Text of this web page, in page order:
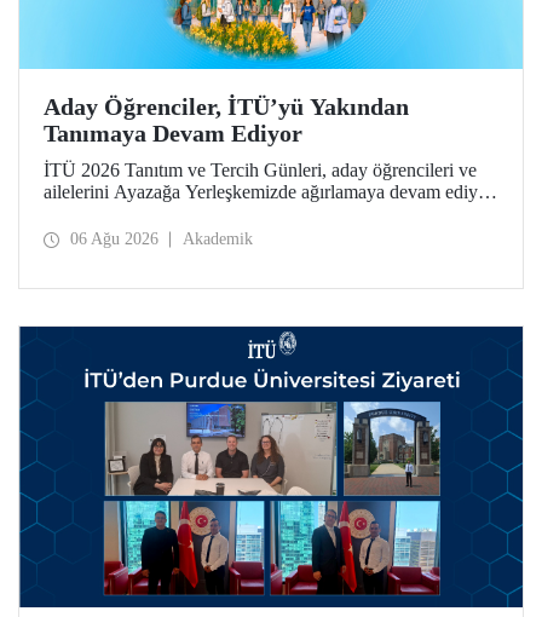
Aday Öğrenciler, İTÜ’yü Yakından
Tanımaya Devam Ediyor
İTÜ 2026 Tanıtım ve Tercih Günleri, aday öğrencileri ve
ailelerini Ayazağa Yerleşkemizde ağırlamaya devam ediyor.
ilgili fakülte ve birimler adaylara bilgi vermeye devam
06 Ağu 2026 Akademik